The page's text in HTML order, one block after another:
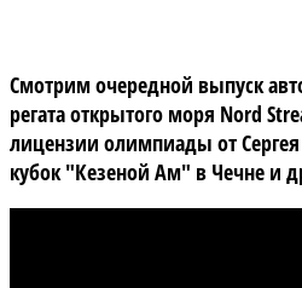
Смотрим очередной выпуск
регата открытого моря Nord
лицензии олимпиады от
кубок "Кезеной Ам" в Чечне и